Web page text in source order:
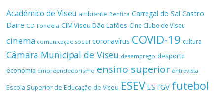
Académico de Viseu ambiente Benfica Carregal do Sal Castro
Daire CD Tondela CIM Viseu Dão Lafões Cine Clube de Viseu
cinema comunicação social coronavírus COVID-19 cultura
Câmara Municipal de Viseu desemprego desporto
economia empreendedorismo ensino superior entrevista
Escola Superior de Educação de Viseu ESEV ESTGV futebol